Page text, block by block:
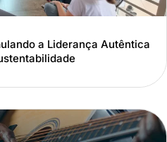
a Liderança Autêntica